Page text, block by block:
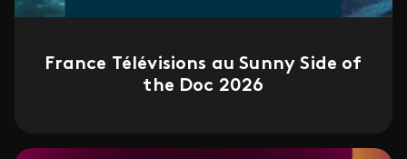
France Télévisions au Sunny Side of
the Doc 2026